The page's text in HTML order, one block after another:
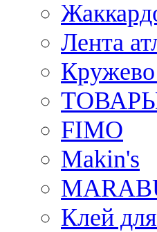
Лента
FIMO
Makin's
Клей